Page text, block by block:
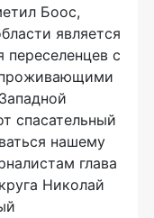
Боос,
является
с
спасательный
нашему
глава
Николай